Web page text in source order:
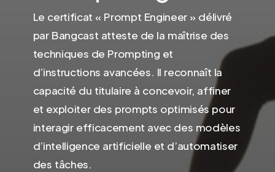
Le certificat « Prompt Engineer » délivré
par Bangcast atteste de la maîtrise des
techniques de Prompting et
d’instructions avancées. Il reconnaît la
capacité du titulaire à concevoir, affiner
et exploiter des prompts optimisés pour
interagir efficacement avec des modèles
d’intelligence artificielle et d’automatiser
des tâches.